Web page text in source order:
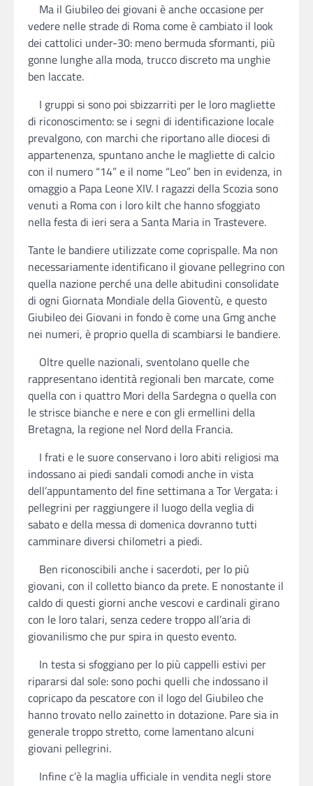
Ma il Giubileo dei giovani è anche occasione per
vedere nelle strade di Roma come è cambiato il look
dei cattolici under-30: meno bermuda sformanti, più
gonne lunghe alla moda, trucco discreto ma unghie
ben laccate.
I gruppi si sono poi sbizzarriti per le loro magliette
di riconoscimento: se i segni di identificazione locale
prevalgono, con marchi che riportano alle diocesi di
appartenenza, spuntano anche le magliette di calcio
con il numero “14” e il nome “Leo” ben in evidenza, in
omaggio a Papa Leone XIV. I ragazzi della Scozia sono
venuti a Roma con i loro kilt che hanno sfoggiato
nella festa di ieri sera a Santa Maria in Trastevere.
Tante le bandiere utilizzate come coprispalle. Ma non
necessariamente identificano il giovane pellegrino con
quella nazione perché una delle abitudini consolidate
di ogni Giornata Mondiale della Gioventù, e questo
Giubileo dei Giovani in fondo è come una Gmg anche
nei numeri, è proprio quella di scambiarsi le bandiere.
Oltre quelle nazionali, sventolano quelle che
rappresentano identità regionali ben marcate, come
quella con i quattro Mori della Sardegna o quella con
le strisce bianche e nere e con gli ermellini della
Bretagna, la regione nel Nord della Francia.
I frati e le suore conservano i loro abiti religiosi ma
indossano ai piedi sandali comodi anche in vista
dell’appuntamento del fine settimana a Tor Vergata: i
pellegrini per raggiungere il luogo della veglia di
sabato e della messa di domenica dovranno tutti
camminare diversi chilometri a piedi.
Ben riconoscibili anche i sacerdoti, per lo più
giovani, con il colletto bianco da prete. E nonostante il
caldo di questi giorni anche vescovi e cardinali girano
con le loro talari, senza cedere troppo all’aria di
giovanilismo che pur spira in questo evento.
In testa si sfoggiano per lo più cappelli estivi per
ripararsi dal sole: sono pochi quelli che indossano il
copricapo da pescatore con il logo del Giubileo che
hanno trovato nello zainetto in dotazione. Pare sia in
generale troppo stretto, come lamentano alcuni
giovani pellegrini.
Infine c’è la maglia ufficiale in vendita negli store